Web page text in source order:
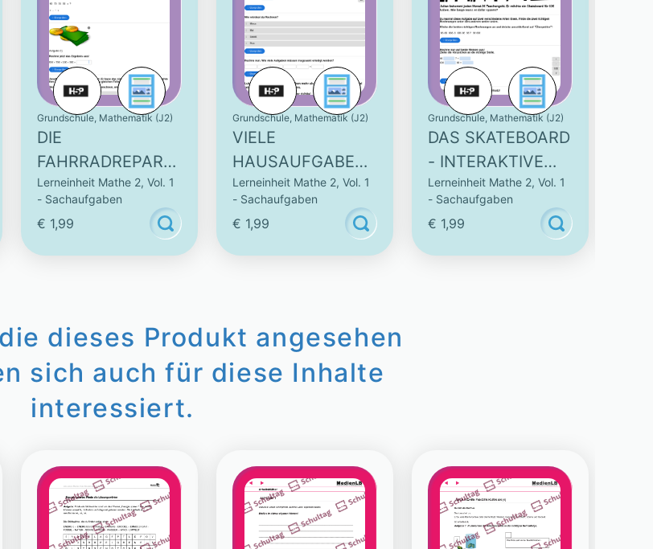
Grundschule, Mathematik (J2)
DIE
FAHRRADREPARA
TUR -
INTERAKTIVE
AUFGABE
Lerneinheit Mathe 2, Vol. 1
- Sachaufgaben
€ 1,99
Grundschule, Mathematik (J2)
VIELE
HAUSAUFGABEN
- INTERAKTIVE
AUFGABE
Lerneinheit Mathe 2, Vol. 1
- Sachaufgaben
€ 1,99
Grundschule, Mathematik (J2)
DAS SKATEBOARD
- INTERAKTIVE
AUFGABE
Lerneinheit Mathe 2, Vol. 1
- Sachaufgaben
€ 1,99
dieses Produkt angesehen
sich auch für diese Inhalte
interessiert.